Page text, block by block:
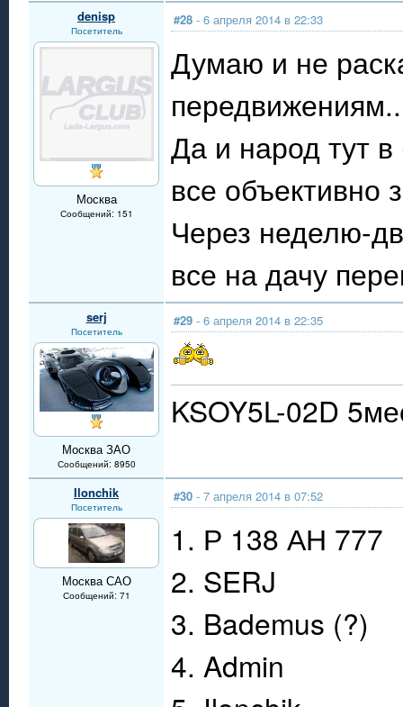
denisp
Посетитель
Москва
Сообщений: 151
#28 - 6 апреля 2014 в 22:33
Думаю и не
Да и народ тут
все объективно
Через неделю-
все на дачу
serj
Посетитель
Москва ЗАО
Сообщений: 8950
#29 - 6 апреля 2014 в 22:35
KSOY5L-02D
Ilonchik
Посетитель
Москва САО
Сообщений: 71
#30 - 7 апреля 2014 в 07:52
1. Р 138 АН 777
2. SERJ
3. Bademus (?)
4. Admin